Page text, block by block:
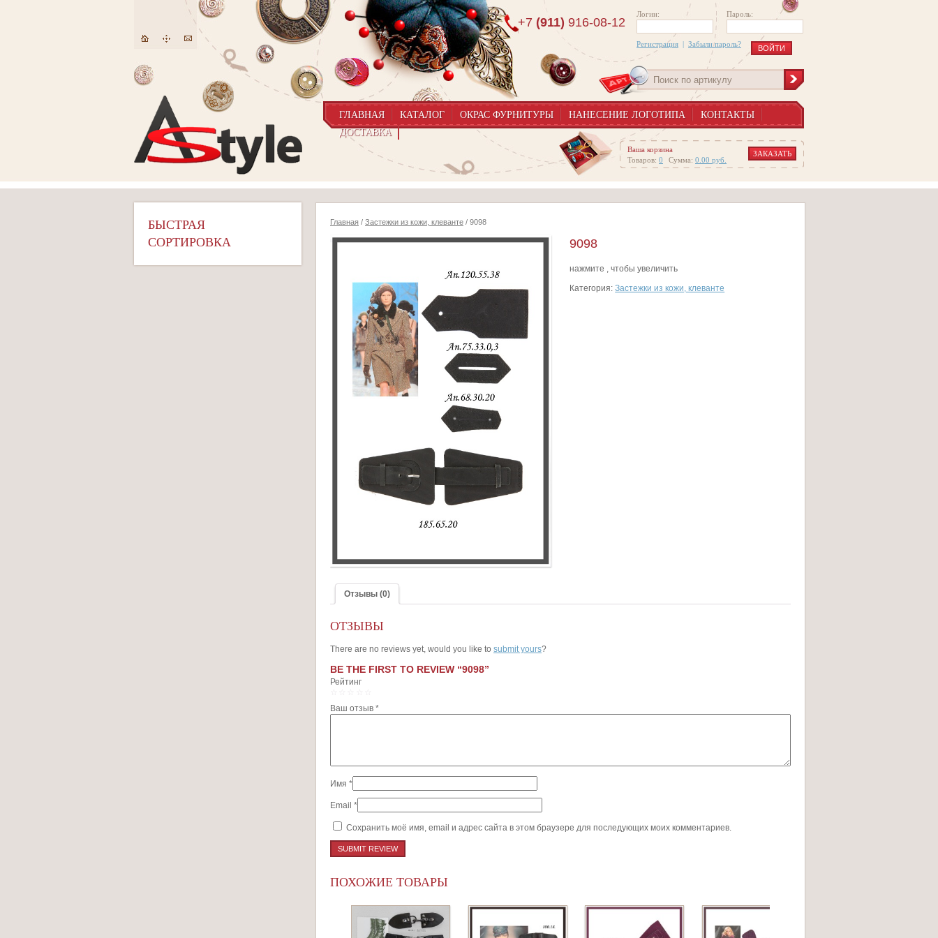
Логин: Пароль:
Регистрация | Забыли пароль?
+7 (911) 916-08-12
ГЛАВНАЯ КАТАЛОГ ОКРАС ФУРНИТУРЫ НАНЕСЕНИЕ ЛОГОТИПА
КОНТАКТЫ
ДОСТАВКА
Ваша корзина
Товаров: 0 Сумма: 0.00 руб.
ЗАКАЗАТЬ
БЫСТРАЯ
СОРТИРОВКА
Главная / Застежки из кожи, клеванте / 9098
9098
нажмите , чтобы увеличить
Категория:Застежки из кожи, клеванте
Отзывы (0)
ОТЗЫВЫ
There are no reviews yet, would you like to submit yours?
BE THE FIRST TO REVIEW “9098”
Рейтинг
Ваш отзыв *
Имя *
Email *
Сохранить моё имя, email и адрес сайта в этом браузере для последующих моих комментариев.
ПОХОЖИЕ ТОВАРЫ